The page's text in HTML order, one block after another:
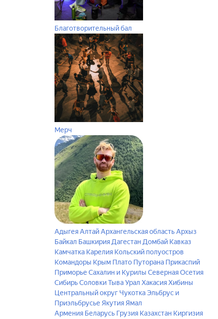
Благотворительный бал
Мерч
АдыгеяАлтайАрхангельская областьАрхыз
Байкал Башкирия Дагестан Домбай Кавказ
Камчатка Карелия Кольский полуостров
Командоры Крым Плато Путорана Прикаспий
Приморье Сахалин и Курилы Северная Осетия
СибирьСоловкиТываУрал ХакасияХибины
Центральный округ ЧукоткаЭльбрус и
Приэльбрусье Якутия Ямал
Армения Беларусь Грузия Казахстан Киргизия